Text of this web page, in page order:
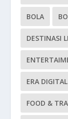
BOLA
DESTINASI
ERA DIGITAL
FOOD &